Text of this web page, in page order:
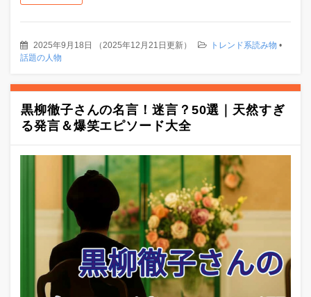
2025年9月18日 （2025年12月21日更新） トレンド系読み物 •
話題の人物
黒柳徹子さんの名言！迷言？50選｜天然すぎ
る発言＆爆笑エピソード大全